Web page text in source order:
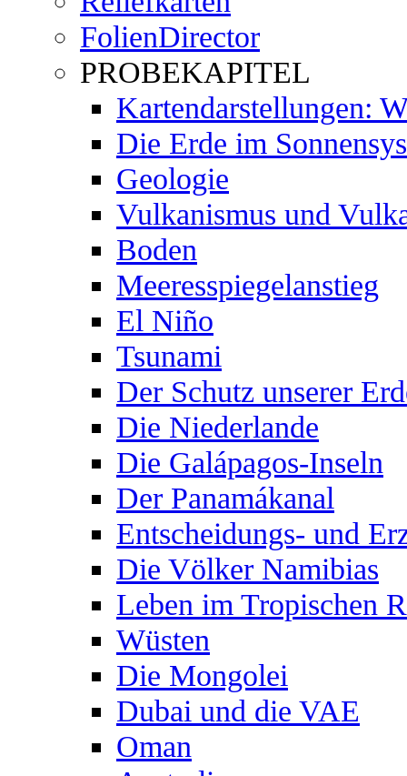
FolienDirector
PROBEKAPITEL
Kartendarstellungen:
Die Erde im
Geologie
Vulkanismus und
Boden
Meeresspiegelanstieg
El Niño
Tsunami
Der Schutz unserer
Die Niederlande
Die Galápagos-Inseln
Der Panamákanal
Entscheidungs- und
Die Völker Namibias
Leben im Tropischen
Wüsten
Die Mongolei
Dubai und die VAE
Oman